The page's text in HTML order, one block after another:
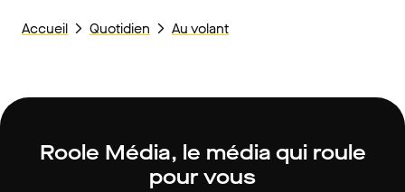
Accueil Quotidien Au volant
Roole Média, le média qui roule
pour vous